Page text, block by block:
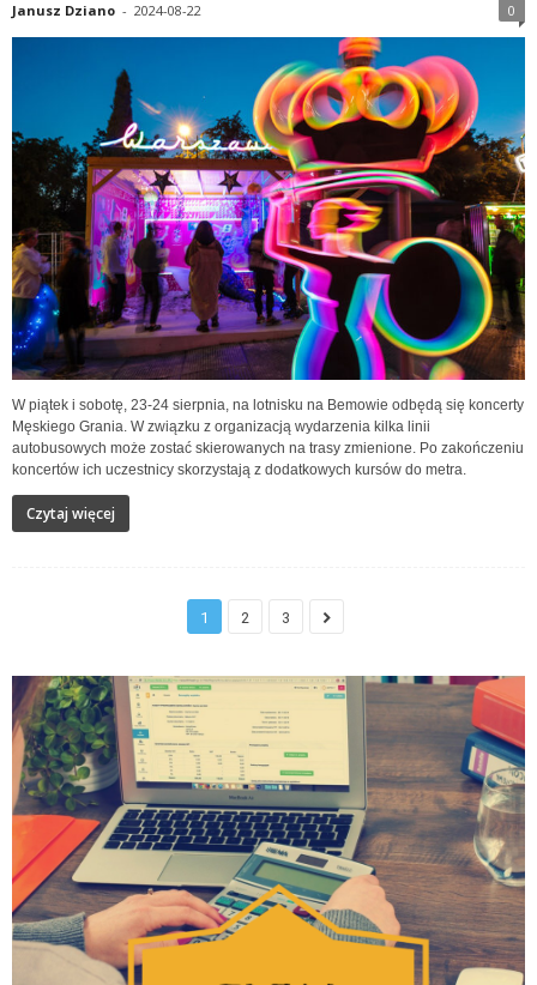
Janusz Dziano - 2024-08-22 0
W piątek i sobotę, 23-24 sierpnia, na lotnisku na Bemowie odbędą się koncerty
Męskiego Grania. W związku z organizacją wydarzenia kilka linii
autobusowych może zostać skierowanych na trasy zmienione. Po zakończeniu
koncertów ich uczestnicy skorzystają z dodatkowych kursów do metra.
Czytaj więcej
1 2 3